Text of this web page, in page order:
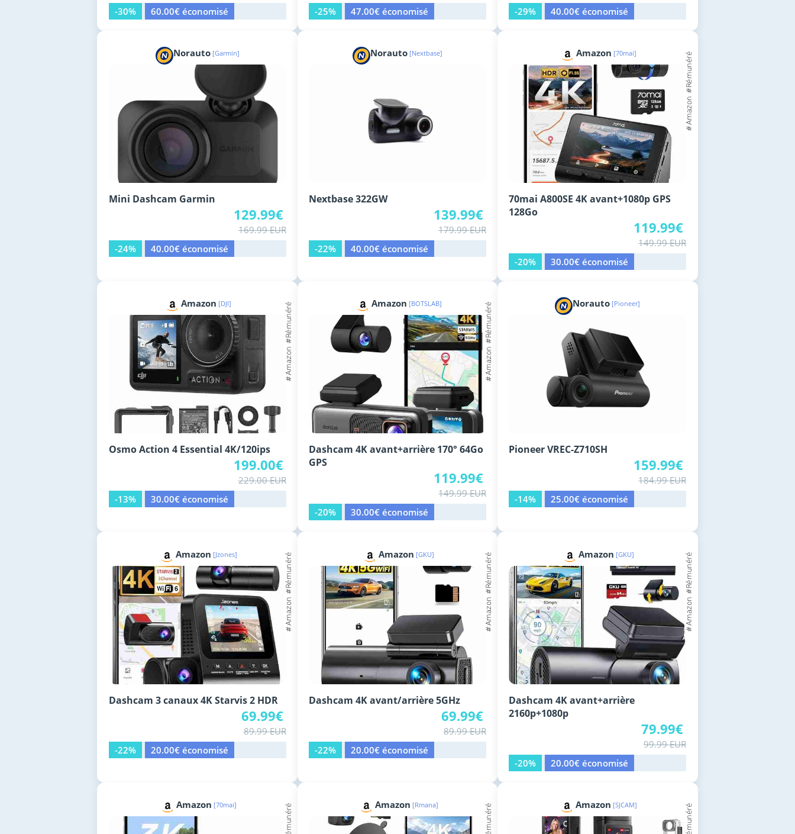
-30%
60.00€ économisé
-25%
47.00€ économisé
-29%
40.00€ économisé
Norauto [Garmin]
Mini Dashcam Garmin
129.99€
169.99 EUR
-24%
40.00€ économisé
Norauto [Nextbase]
Nextbase 322GW
139.99€
179.99 EUR
-22%
40.00€ économisé
Amazon [70mai]
70mai A800SE 4K avant+1080p GPS
128Go
119.99€
149.99 EUR
-20%
30.00€ économisé
Amazon [DJI]
Osmo Action 4 Essential 4K/120ips
199.00€
229.00 EUR
-13%
30.00€ économisé
Amazon [BOTSLAB]
Dashcam 4K avant+arrière 170° 64Go
GPS
119.99€
149.99 EUR
-20%
30.00€ économisé
Norauto [Pioneer]
Pioneer VREC-Z710SH
159.99€
184.99 EUR
-14%
25.00€ économisé
Amazon [Jzones]
Dashcam 3 canaux 4K Starvis 2 HDR
69.99€
89.99 EUR
-22%
20.00€ économisé
Amazon [GKU]
Dashcam 4K avant/arrière 5GHz
69.99€
89.99 EUR
-22%
20.00€ économisé
Amazon [GKU]
Dashcam 4K avant+arrière
2160p+1080p
79.99€
99.99 EUR
-20%
20.00€ économisé
Amazon [70mai] Amazon [Rmana] Amazon [SJCAM]